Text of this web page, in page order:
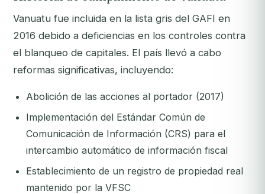
Vanuatu fue incluida en la lista gris del GAFI en
2016 debido a deficiencias en los controles contra
el blanqueo de capitales. El país llevó a cabo
reformas significativas, incluyendo:
Abolición de las acciones al portador (2017)
Implementación del Estándar Común de
Comunicación de Información (CRS) para el
intercambio automático de información fiscal
Establecimiento de un registro de propiedad real
mantenido por la VFSC